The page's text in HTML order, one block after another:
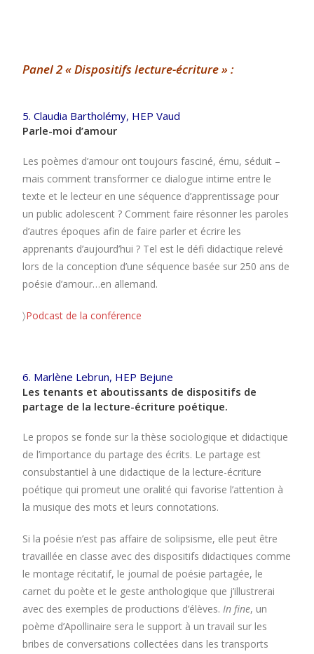
Panel 2 « Dispositifs lecture-écriture » :
5. Claudia Bartholémy, HEP Vaud
Parle-moi d’amour
Les poèmes d’amour ont toujours fasciné, ému, séduit –
mais comment transformer ce dialogue intime entre le
texte et le lecteur en une séquence d’apprentissage pour
un public adolescent ? Comment faire résonner les paroles
d’autres époques afin de faire parler et écrire les
apprenants d’aujourd’hui ? Tel est le défi didactique relevé
lors de la conception d’une séquence basée sur 250 ans de
poésie d’amour…en allemand.
〉Podcast de la conférence
6. Marlène Lebrun, HEP Bejune
Les tenants et aboutissants de dispositifs de
partage de la lecture-écriture poétique.
Le propos se fonde sur la thèse sociologique et didactique
de l’importance du partage des écrits. Le partage est
consubstantiel à une didactique de la lecture-écriture
poétique qui promeut une oralité qui favorise l’attention à
la musique des mots et leurs connotations.
Si la poésie n’est pas affaire de solipsisme, elle peut être
travaillée en classe avec des dispositifs didactiques comme
le montage récitatif, le journal de poésie partagée, le
carnet du poète et le geste anthologique que j’illustrerai
avec des exemples de productions d’élèves.In fine, un
poème d’Apollinaire sera le support à un travail sur les
bribes de conversations collectées dans les transports